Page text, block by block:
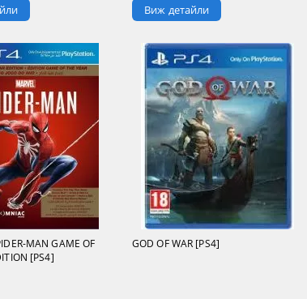
Виж детайли
MAN GAME OF
[PS4]
GOD OF WAR [PS4]